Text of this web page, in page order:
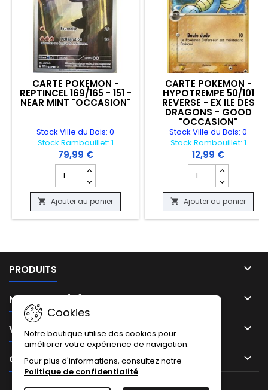
CARTE POKEMON -
REPTINCEL 169/165 - 151 -
NEAR MINT "OCCASION"
Stock Ville du Bois: 0
Stock Rambouillet: 1
79,99 €
Champ quantité du produit CARTE POKEMON -
 Ajouter au panier
CARTE POKEMON -
HYPOTREMPE 50/101
REVERSE - EX ILE DES
DRAGONS - GOOD
"OCCASION"
Stock Ville du Bois: 0
Stock Rambouillet: 1
12,99 €
Champ quantité du
 Ajouter au panier
PRODUITS 
NOTRE SOCIÉTÉ 
VOTRE COMPTE 
CONTACT 
Cookies
Notre boutique utilise des cookies pour
améliorer votre expérience de navigation.
Pour plus d'informations, consultez notre
Politique de confidentialité.